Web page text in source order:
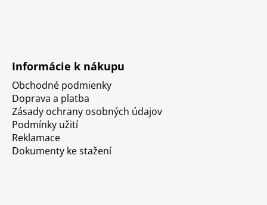
Informácie k nákupu
Obchodné podmienky
Doprava a platba
Zásady ochrany osobných údajov
Podmínky užití
Reklamace
Dokumenty ke stažení